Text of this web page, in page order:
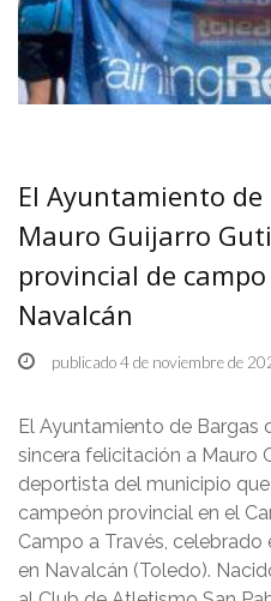
El Ayuntamiento
Mauro Guijarro
provincial de
Navalcán
publicado 4 de noviembre de
El Ayuntamiento de Bargas
sincera felicitación a Mauro
deportista del municipio
campeón provincial en el
Campo a Través,
en Navalcán (Toledo).